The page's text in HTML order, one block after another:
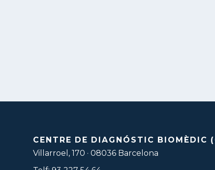
CENTRE DE DIAGNÓSTIC BIOMÈDIC
Villarroel, 170 · 08036 Barcelona